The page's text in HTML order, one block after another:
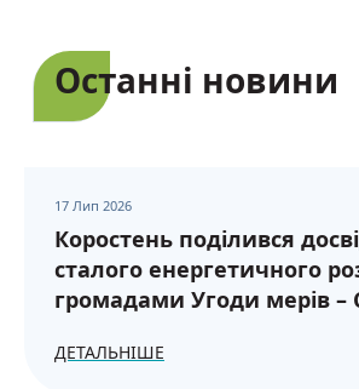
Останні новини
17 Лип 2026
Коростень поділився
сталого енергетичного
громадами Угоди мерів –
ДЕТАЛЬНІШЕ